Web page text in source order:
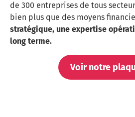
de 300 entreprises de tous
bien plus que des moyens
stratégique, une expertise
long terme.
Voir notre